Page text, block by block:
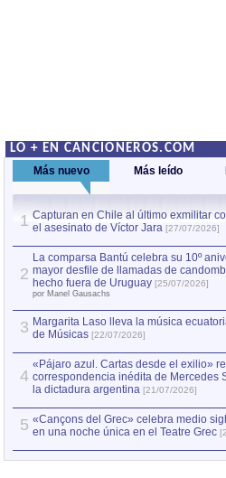
LO + EN CANCIONEROS.COM
Más nuevo Más leído
1 Capturan en Chile al último exmilitar
el asesinato de Víctor Jara [27/07/2026]
2
La comparsa Bantú celebra su 10º
mayor desfile de llamadas de
hecho fuera de Uruguay [25/07/2026]
por Manel Gausachs
3 Margarita Laso lleva la música
de Músicas [22/07/2026]
4
«Pájaro azul. Cartas desde el exilio»
correspondencia inédita de Mercedes
la dictadura argentina [21/07/2026]
5 «Cançons del Grec» celebra medio
en una noche única en el Teatre Grec